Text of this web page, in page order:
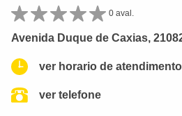
0 aval.
Avenida Duque de Caxias,
ver horario de
ver telefone